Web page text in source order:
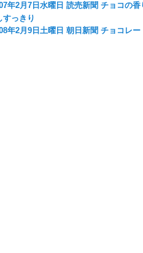
年2月7日水曜日 読売新聞 チョコの
すっきり
年2月9日土曜日 朝日新聞 チョコレ